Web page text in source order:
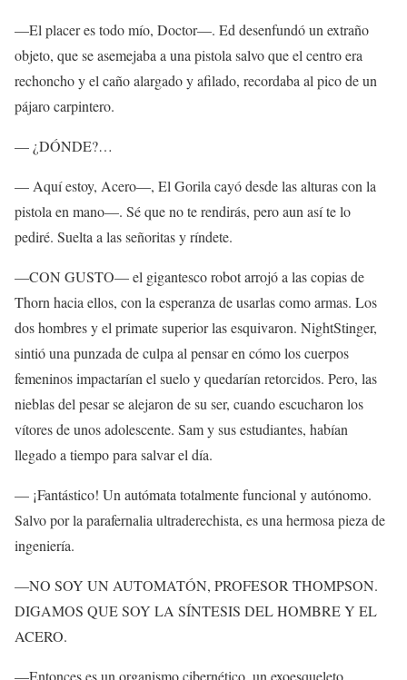
—El placer es todo mío, Doctor—. Ed desenfundó un extraño
objeto, que se asemejaba a una pistola salvo que el centro era
rechoncho y el caño alargado y afilado, recordaba al pico de un
pájaro carpintero.
— ¿DÓNDE?…
— Aquí estoy, Acero—, El Gorila cayó desde las alturas con la
pistola en mano—. Sé que no te rendirás, pero aun así te lo
pediré. Suelta a las señoritas y ríndete.
—CON GUSTO— el gigantesco robot arrojó a las copias de
Thorn hacia ellos, con la esperanza de usarlas como armas. Los
dos hombres y el primate superior las esquivaron. NightStinger,
sintió una punzada de culpa al pensar en cómo los cuerpos
femeninos impactarían el suelo y quedarían retorcidos. Pero, las
nieblas del pesar se alejaron de su ser, cuando escucharon los
vítores de unos adolescente. Sam y sus estudiantes, habían
llegado a tiempo para salvar el día.
— ¡Fantástico! Un autómata totalmente funcional y autónomo.
Salvo por la parafernalia ultraderechista, es una hermosa pieza de
ingeniería.
—NO SOY UN AUTOMATÓN, PROFESOR THOMPSON.
DIGAMOS QUE SOY LA SÍNTESIS DEL HOMBRE Y EL
ACERO.
—Entonces es un organismo cibernético, un exoesqueleto.